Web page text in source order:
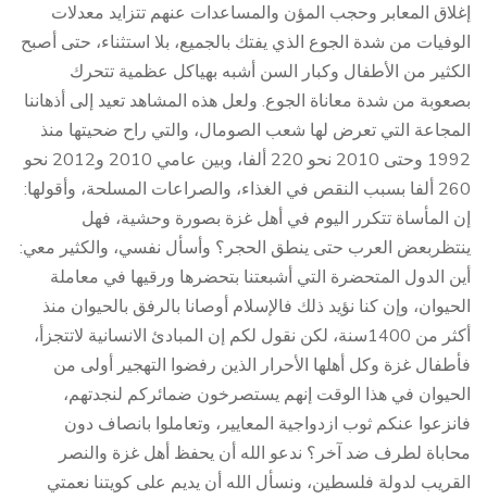
إغلاق المعابر وحجب المؤن والمساعدات عنهم تتزايد معدلات
الوفيات من شدة الجوع الذي يفتك بالجميع، بلا استثناء، حتى أصبح
الكثير من الأطفال وكبار السن أشبه بهياكل عظمية تتحرك
بصعوبة من شدة معاناة الجوع. ولعل هذه المشاهد تعيد إلى أذهاننا
المجاعة التي تعرض لها شعب الصومال، والتي راح ضحيتها منذ
1992 وحتى 2010 نحو 220 ألفا، وبين عامي 2010 و2012 نحو
260 ألفا بسبب النقص في الغذاء، والصراعات المسلحة، وأقولها:
إن المأساة تتكرر اليوم في أهل غزة بصورة وحشية، فهل
ينتظربعض العرب حتى ينطق الحجر؟ وأسأل نفسي، والكثير معي:
أين الدول المتحضرة التي أشبعتنا بتحضرها ورقيها في معاملة
الحيوان، وإن كنا نؤيد ذلك فالإسلام أوصانا بالرفق بالحيوان منذ
أكثر من 1400سنة، لكن نقول لكم إن المبادئ الانسانية لاتتجزأ،
فأطفال غزة وكل أهلها الأحرار الذين رفضوا التهجير أولى من
الحيوان في هذا الوقت إنهم يستصرخون ضمائركم لنجدتهم،
فانزعوا عنكم ثوب ازدواجية المعايير، وتعاملوا بانصاف دون
محاباة لطرف ضد آخر؟ ندعو الله أن يحفظ أهل غزة والنصر
القريب لدولة فلسطين، ونسأل الله أن يديم على كويتنا نعمتي